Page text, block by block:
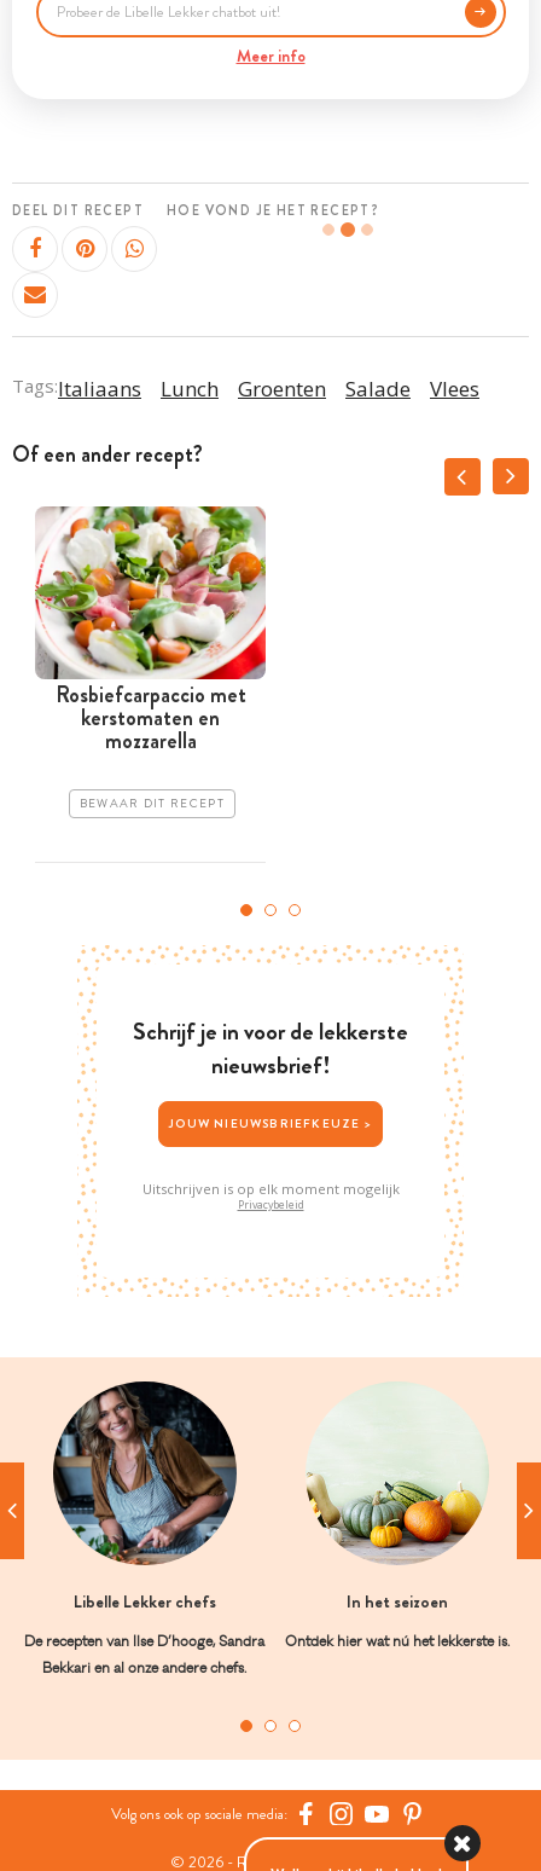
Meer info
DEEL DIT RECEPT HOE VOND JE HET RECEPT?
Tags:Italiaans Lunch Groenten Salade Vlees
Of een ander recept?
Rosbiefcarpaccio met
kerstomaten en
mozzarella
BEWAAR DIT RECEPT
Schrijf je in voor de lekkerste
nieuwsbrief!
JOUW NIEUWSBRIEFKEUZE >
Uitschrijven is op elk moment mogelijk
Privacybeleid
Libelle Lekker chefs
De recepten van Ilse D’hooge, Sandra
Bekkari en al onze andere chefs.
In het seizoen
Ontdek hier wat nú het lekkerste is.
Volg ons ook op sociale media:
© 2026 - Roularta Media Group